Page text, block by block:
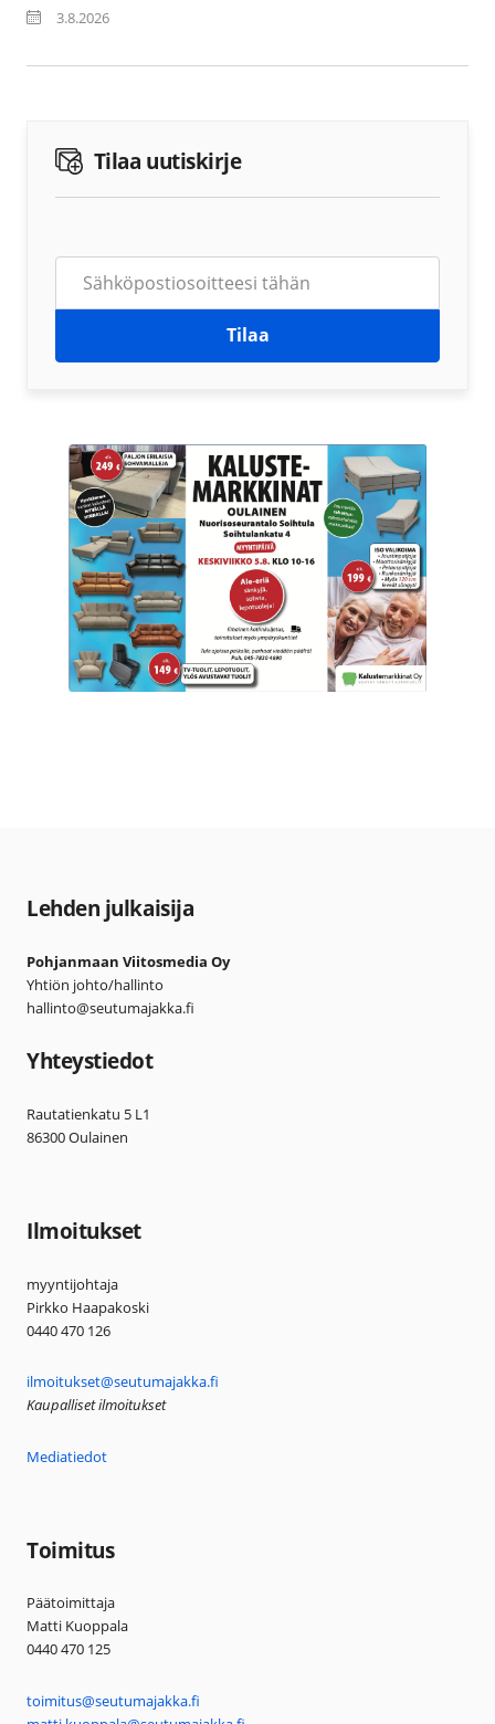
3.8.2026
Tilaa uutiskirje
Tilaa
Lehden julkaisija
Pohjanmaan Viitosmedia Oy
Yhtiön johto/hallinto
hallinto@seutumajakka.fi
Yhteystiedot
Rautatienkatu 5 L1
86300 Oulainen
Ilmoitukset
myyntijohtaja
Pirkko Haapakoski
0440 470 126
ilmoitukset@seutumajakka.fi
Kaupalliset ilmoitukset
Mediatiedot
Toimitus
Päätoimittaja
Matti Kuoppala
0440 470 125
toimitus@seutumajakka.fi